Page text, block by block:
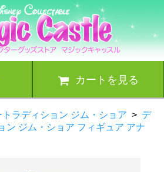
カートを見る
ラディション ジム・ショア > デ
ン ジム・ショア フィギュア アナ